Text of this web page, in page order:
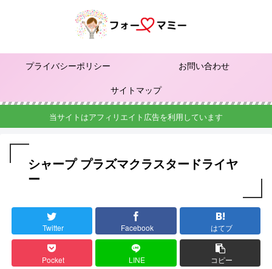
プライバシーポリシー
お問い合わせ
サイトマップ
当サイトはアフィリエイト広告を利用しています
シャープ プラズマクラスタードライヤ
ー
Twitter Facebook はてブ
Pocket LINE コピー